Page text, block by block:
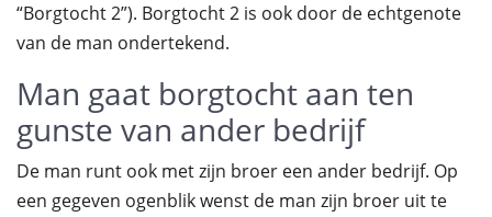
“Borgtocht 2”). Borgtocht 2 is ook door de echtgenote
van de man ondertekend.
Man gaat borgtocht aan ten
gunste van ander bedrijf
De man runt ook met zijn broer een ander bedrijf. Op
een gegeven ogenblik wenst de man zijn broer uit te